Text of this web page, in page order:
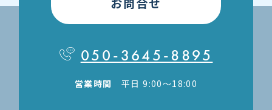
050-3645-8895
営業時間 平日 9:00〜18:00